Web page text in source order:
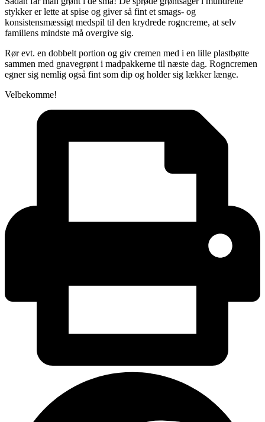
stykker er lette at spise og giver så fint et smags- og
konsistensmæssigt medspil til den krydrede rogncreme, at selv
familiens mindste må overgive sig.
Rør evt. en dobbelt portion og giv cremen med i en lille plastbøtte
sammen med gnavegrønt i madpakkerne til næste dag. Rogncremen
egner sig nemlig også fint som dip og holder sig lækker længe.
Velbekomme!